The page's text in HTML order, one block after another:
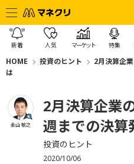
新着 人気 マーケット 特集
HOME 投資のヒント
2月決算企
は
金山 敏之
2月決算企業
週までの決算
投資のヒント
2020/10/06